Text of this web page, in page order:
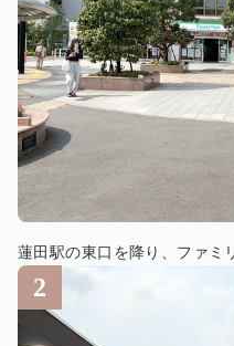
蓮田駅の東口を降り、ファミ